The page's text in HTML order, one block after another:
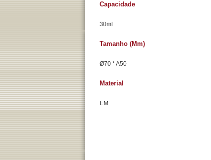
Capacidade
30ml
Tamanho (mm)
Ø70 * A50
Material
EM